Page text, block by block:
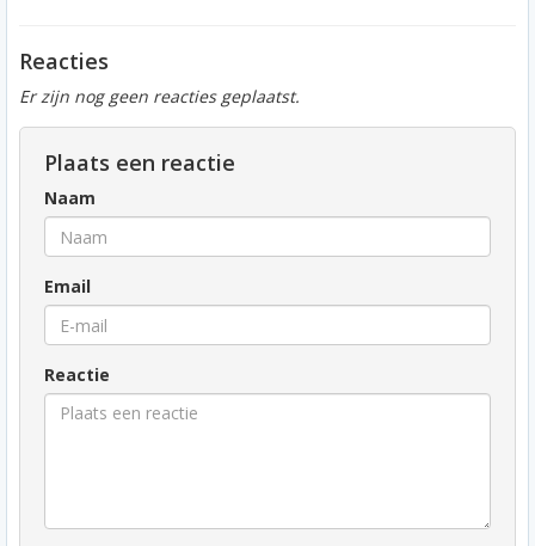
Reacties
Er zijn nog geen reacties geplaatst.
Plaats een reactie
Naam
Email
Reactie